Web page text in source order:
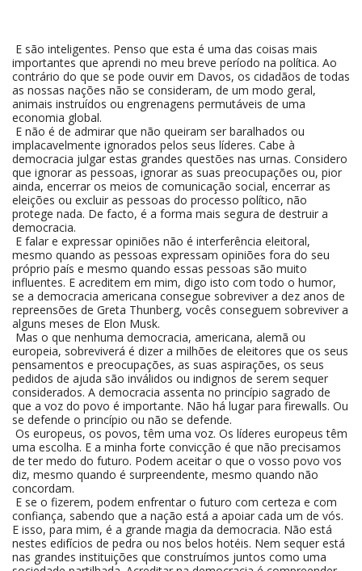
E são inteligentes. Penso que esta é uma das coisas mais
importantes que aprendi no meu breve período na política. Ao
contrário do que se pode ouvir em Davos, os cidadãos de todas
as nossas nações não se consideram, de um modo geral,
animais instruídos ou engrenagens permutáveis de uma
economia global.
E não é de admirar que não queiram ser baralhados ou
implacavelmente ignorados pelos seus líderes. Cabe à
democracia julgar estas grandes questões nas urnas. Considero
que ignorar as pessoas, ignorar as suas preocupações ou, pior
ainda, encerrar os meios de comunicação social, encerrar as
eleições ou excluir as pessoas do processo político, não
protege nada. De facto, é a forma mais segura de destruir a
democracia.
E falar e expressar opiniões não é interferência eleitoral,
mesmo quando as pessoas expressam opiniões fora do seu
próprio país e mesmo quando essas pessoas são muito
influentes. E acreditem em mim, digo isto com todo o humor,
se a democracia americana consegue sobreviver a dez anos de
repreensões de Greta Thunberg, vocês conseguem sobreviver a
alguns meses de Elon Musk.
Mas o que nenhuma democracia, americana, alemã ou
europeia, sobreviverá é dizer a milhões de eleitores que os seus
pensamentos e preocupações, as suas aspirações, os seus
pedidos de ajuda são inválidos ou indignos de serem sequer
considerados. A democracia assenta no princípio sagrado de
que a voz do povo é importante. Não há lugar para firewalls. Ou
se defende o princípio ou não se defende.
Os europeus, os povos, têm uma voz. Os líderes europeus têm
uma escolha. E a minha forte convicção é que não precisamos
de ter medo do futuro. Podem aceitar o que o vosso povo vos
diz, mesmo quando é surpreendente, mesmo quando não
concordam.
E se o fizerem, podem enfrentar o futuro com certeza e com
confiança, sabendo que a nação está a apoiar cada um de vós.
E isso, para mim, é a grande magia da democracia. Não está
nestes edifícios de pedra ou nos belos hotéis. Nem sequer está
nas grandes instituições que construímos juntos como uma